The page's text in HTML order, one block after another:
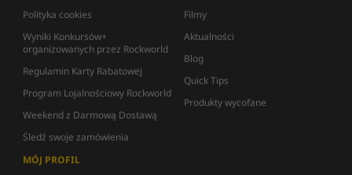
Polityka cookies
Wyniki Konkursów+
organizowanych przez Rockworld
Regulamin Karty Rabatowej
Program Lojalnościowy Rockworld
Weekend z Darmową Dostawą
Śledź swoje zamówienia
Filmy
Aktualności
Blog
Quick Tips
Produkty wycofane
MÓJ PROFIL